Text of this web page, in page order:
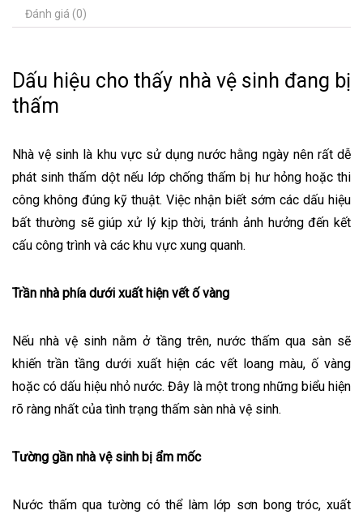
Đánh giá (0)
Dấu hiệu cho thấy nhà vệ sinh đang bị
thấm
Nhà vệ sinh là khu vực sử dụng nước hằng ngày nên rất dễ
phát sinh thấm dột nếu lớp chống thấm bị hư hỏng hoặc thi
công không đúng kỹ thuật. Việc nhận biết sớm các dấu hiệu
bất thường sẽ giúp xử lý kịp thời, tránh ảnh hưởng đến kết
cấu công trình và các khu vực xung quanh.
Trần nhà phía dưới xuất hiện vết ố vàng
Nếu nhà vệ sinh nằm ở tầng trên, nước thấm qua sàn sẽ
khiến trần tầng dưới xuất hiện các vết loang màu, ố vàng
hoặc có dấu hiệu nhỏ nước. Đây là một trong những biểu hiện
rõ ràng nhất của tình trạng thấm sàn nhà vệ sinh.
Tường gần nhà vệ sinh bị ẩm mốc
Nước thấm qua tường có thể làm lớp sơn bong tróc, xuất